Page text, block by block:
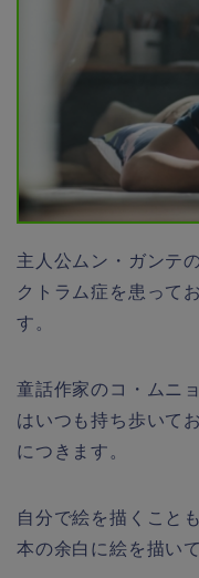
主人公ムン・ガンテ
クトラム症を患って
す。
童話作家のコ・ムニ
はいつも持ち歩いて
につきます。
自分で絵を描くこと
本の余白に絵を描い